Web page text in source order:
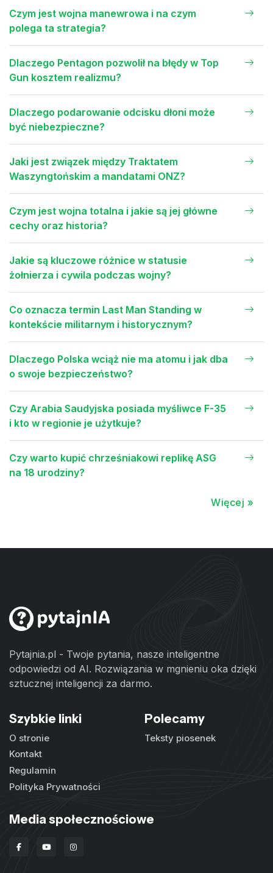
Czym jest wojna manewrowa i na czym
polega ta strategia?
Dlaczego Pentagon pozwolił na błędy w Top
Gun kosztem realizmu?
Dlaczego podarowanie odcisku dłoni może
być niebezpieczne?
Jaki jest związek między Traktatem
Waszyngtońskim a mandatami ONZ?
Czym jest wojna totalna i jakie są jej główne
cechy oraz historia?
Jakie są kluczowe różnice w statusie
żołnierza i cywila podczas wojny?
Co oznacza termin Last Man Standing w
kontekście militarnym i historycznym?
Dlaczego Polska wciąż nie ma atomu i jak dba
o swoje bezpieczeństwo?
Czy Arabia Saudyjska posiada myśliwce F-35
i kto w regionie je użytkuje?
Czy warto kupić chrześniakowi replikę ASG
na 18 urodziny?
Więcej »
Pytajnia.pl - Twoje pytania, nasze inteligentne
odpowiedzi od AI. Rozwiązania w mgnieniu oka dzięki
sztucznej inteligencji za darmo.
Szybkie linki
O stronie
Kontakt
Regulamin
Polityka Prywatności
Polecamy
Teksty piosenek
Media społecznościowe